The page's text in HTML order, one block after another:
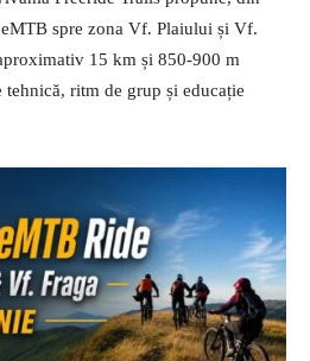
spre zona Vf. Plaiului și Vf.
15 km și 850-900 m
ritm de grup și educație